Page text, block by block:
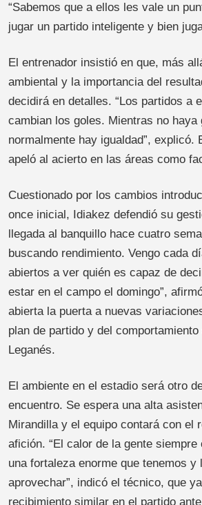
“Sabemos que a ellos les vale un
jugar un partido inteligente y bien
El entrenador insistió en que, más
ambiental y la importancia del
decidirá en detalles. “Los partidos a
cambian los goles. Mientras no haya
normalmente hay igualdad”, explicó.
apeló al acierto en las áreas como
Cuestionado por los cambios
once inicial, Idiakez defendió su
llegada al banquillo hace cuatro
buscando rendimiento. Vengo cada
abiertos a ver quién es capaz de
estar en el campo el domingo”,
abierta la puerta a nuevas
plan de partido y del comportamiento
Leganés.
El ambiente en el estadio será otro
encuentro. Se espera una alta
Mirandilla y el equipo contará con el
afición. “El calor de la gente siempre
una fortaleza enorme que tenemos y
aprovechar”, indicó el técnico, que
recibimiento similar en el partido